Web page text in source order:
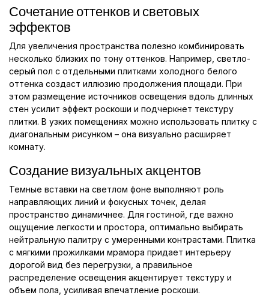
Сочетание оттенков и световых
эффектов
Для увеличения пространства полезно комбинировать
несколько близких по тону оттенков. Например, светло-
серый пол с отдельными плитками холодного белого
оттенка создаст иллюзию продолжения площади. При
этом размещение источников освещения вдоль длинных
стен усилит эффект роскоши и подчеркнет текстуру
плитки. В узких помещениях можно использовать плитку с
диагональным рисунком – она визуально расширяет
комнату.
Создание визуальных акцентов
Темные вставки на светлом фоне выполняют роль
направляющих линий и фокусных точек, делая
пространство динамичнее. Для гостиной, где важно
ощущение легкости и простора, оптимально выбирать
нейтральную палитру с умеренными контрастами. Плитка
с мягкими прожилками мрамора придает интерьеру
дорогой вид без перегрузки, а правильное
распределение освещения акцентирует текстуру и
объем пола, усиливая впечатление роскоши.